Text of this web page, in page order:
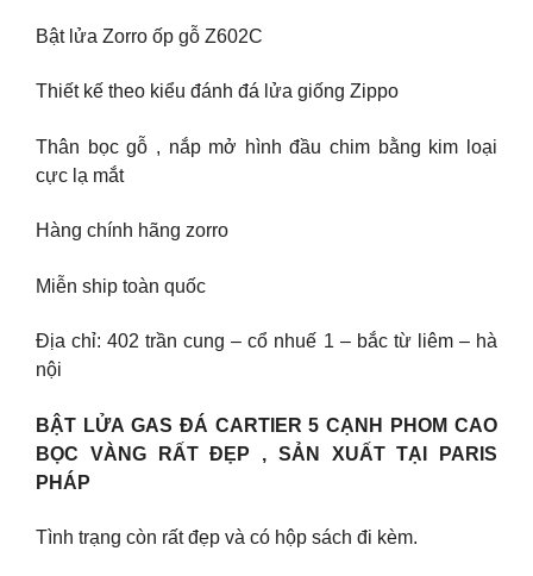
Bật lửa Zorro ốp gỗ Z602C
Thiết kế theo kiểu đánh đá lửa giống Zippo
Thân bọc gỗ , nắp mở hình đầu chim bằng kim loại
cực lạ mắt
Hàng chính hãng zorro
Miễn ship toàn quốc
Địa chỉ: 402 trần cung – cổ nhuế 1 – bắc từ liêm – hà
nội
BẬT LỬA GAS ĐÁ CARTIER 5 CẠNH PHOM CAO
BỌC VÀNG RẤT ĐẸP , SẢN XUẤT TẠI PARIS
PHÁP
Tình trạng còn rất đẹp và có hộp sách đi kèm.